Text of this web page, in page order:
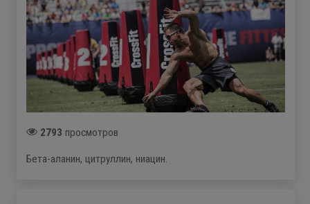
2793 просмотров
Бета-аланин, цитруллин, ниацин.